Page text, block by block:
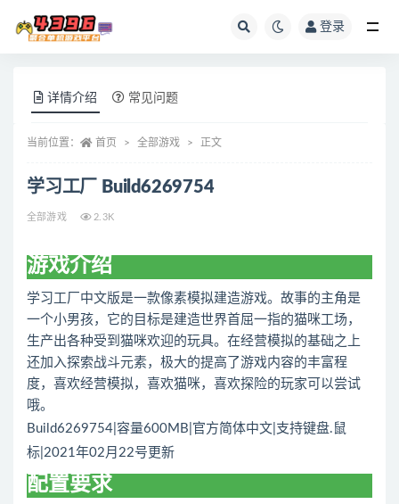
登录
详情介绍 常见问题
当前位置： 首页 全部游戏 正文
学习工厂 Build6269754
全部游戏 2.3K
游戏介绍
学习工厂中文版是一款像素模拟建造游戏。故事的主角是
一个小男孩，它的目标是建造世界首屈一指的猫咪工场，
生产出各种受到猫咪欢迎的玩具。在经营模拟的基础之上
还加入探索战斗元素，极大的提高了游戏内容的丰富程
度，喜欢经营模拟，喜欢猫咪，喜欢探险的玩家可以尝试
哦。
Build6269754|容量600MB|官方简体中文|支持键盘.鼠
标|2021年02月22号更新
配置要求